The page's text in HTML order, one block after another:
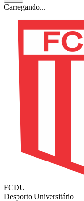
Carregando...
FCDU
Desporto Universitário